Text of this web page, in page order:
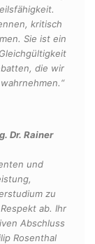
kritisch
Sie ist ein
die wir
Dr. Rainer
und
zu
ab. Ihr
Abschluss
Rosenthal